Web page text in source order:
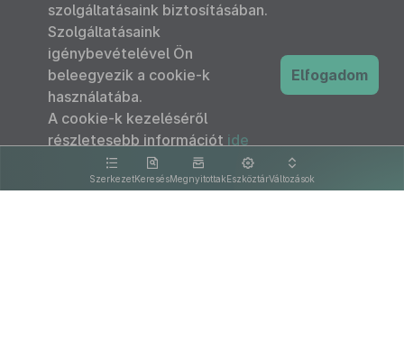
SzerkezetKeresésMegnyitottakEszköztárVáltozások
szolgáltatásaink biztosításában.
Szolgáltatásaink
igénybevételével Ön
beleegyezik a cookie-k
használatába.
A cookie-k kezeléséről
részletesebb információt ide
kattintva olvashat.
Elfogadom